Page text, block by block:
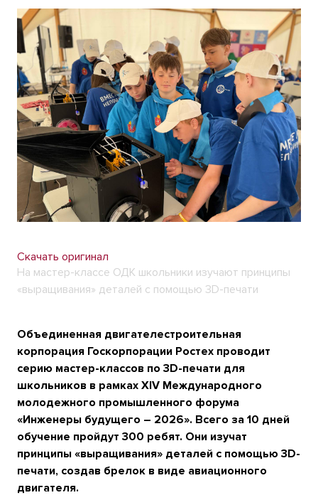
Скачать оригинал
На мастер-классе ОДК школьники изучают принципы
«выращивания» деталей с помощью 3D-печати
Объединенная двигателестроительная
корпорация Госкорпорации Ростех проводит
серию мастер-классов по 3D-печати для
школьников в рамках XIV Международного
молодежного промышленного форума
«Инженеры будущего – 2026». Всего за 10 дней
обучение пройдут 300 ребят. Они изучат
принципы «выращивания» деталей с помощью 3D-
печати, создав брелок в виде авиационного
двигателя.